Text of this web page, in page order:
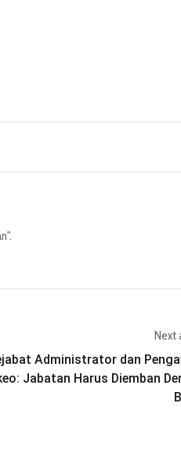
Next
Administrator dan
Jabatan Harus Diemban